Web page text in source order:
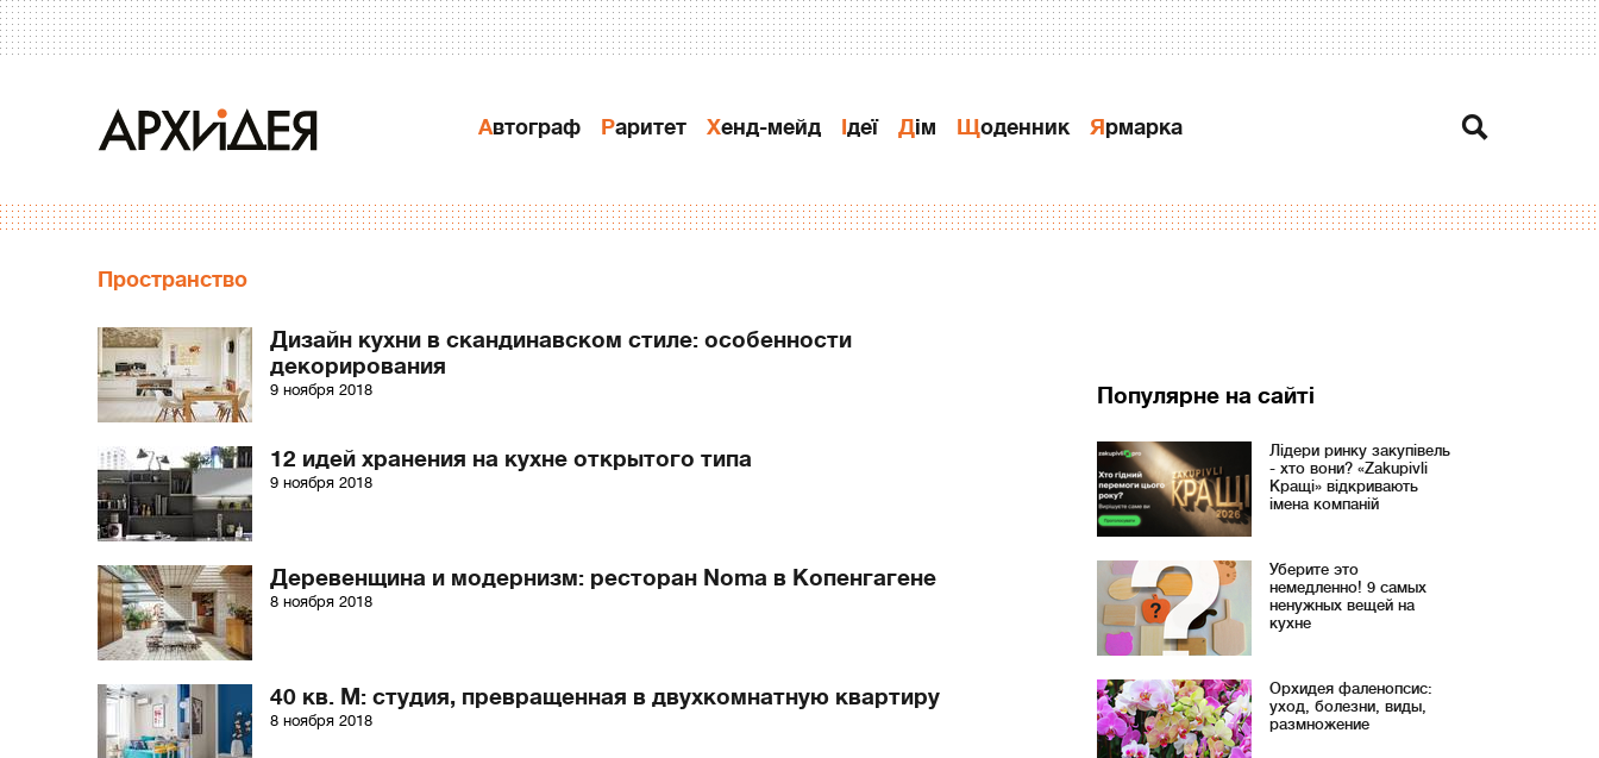
Автограф Раритет Хенд-мейд Ідеї Дiм Щоденник Ярмарка
Пространство
Дизайн кухни в скандинавском стиле: особенности
декорирования
9 ноября 2018
12 идей хранения на кухне открытого типа
9 ноября 2018
Деревенщина и модернизм: ресторан Noma в Копенгагене
8 ноября 2018
40 кв. М: студия, превращенная в двухкомнатную квартиру
8 ноября 2018
Популярне на сайті
Лідери ринку закупівель
- хто вони? «Zakupivli
Кращі» відкривають
імена компаній
Уберите это
немедленно! 9 самых
ненужных вещей на
кухне
Орхидея фаленопсис:
уход, болезни, виды,
размножение